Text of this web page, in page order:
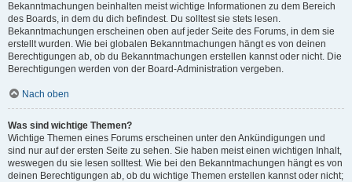
Bekanntmachungen beinhalten meist wichtige Informationen zu dem Bereich
des Boards, in dem du dich befindest. Du solltest sie stets lesen.
Bekanntmachungen erscheinen oben auf jeder Seite des Forums, in dem sie
erstellt wurden. Wie bei globalen Bekanntmachungen hängt es von deinen
Berechtigungen ab, ob du Bekanntmachungen erstellen kannst oder nicht. Die
Berechtigungen werden von der Board-Administration vergeben.
Nach oben
Was sind wichtige Themen?
Wichtige Themen eines Forums erscheinen unter den Ankündigungen und
sind nur auf der ersten Seite zu sehen. Sie haben meist einen wichtigen Inhalt,
weswegen du sie lesen solltest. Wie bei den Bekanntmachungen hängt es von
deinen Berechtigungen ab, ob du wichtige Themen erstellen kannst oder nicht;